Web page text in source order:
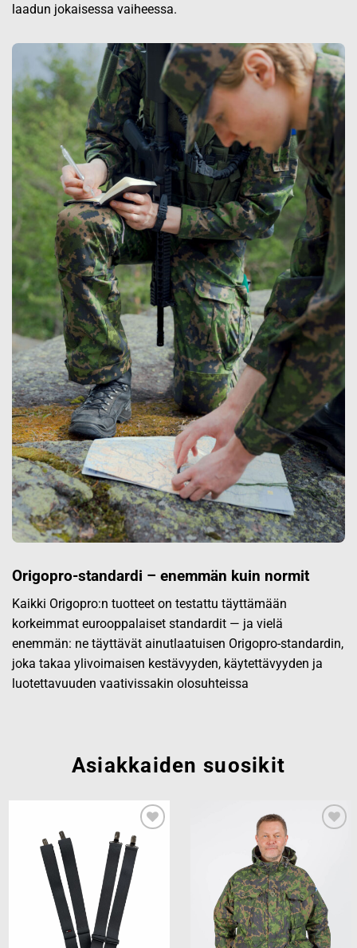
laadun jokaisessa vaiheessa.
Origopro-standardi – enemmän kuin normit
Kaikki Origopro:n tuotteet on testattu täyttämään
korkeimmat eurooppalaiset standardit — ja vielä
enemmän: ne täyttävät ainutlaatuisen Origopro-standardin,
joka takaa ylivoimaisen kestävyyden, käytettävyyden ja
luotettavuuden vaativissakin olosuhteissa
Asiakkaiden suosikit
Add to
wishlist